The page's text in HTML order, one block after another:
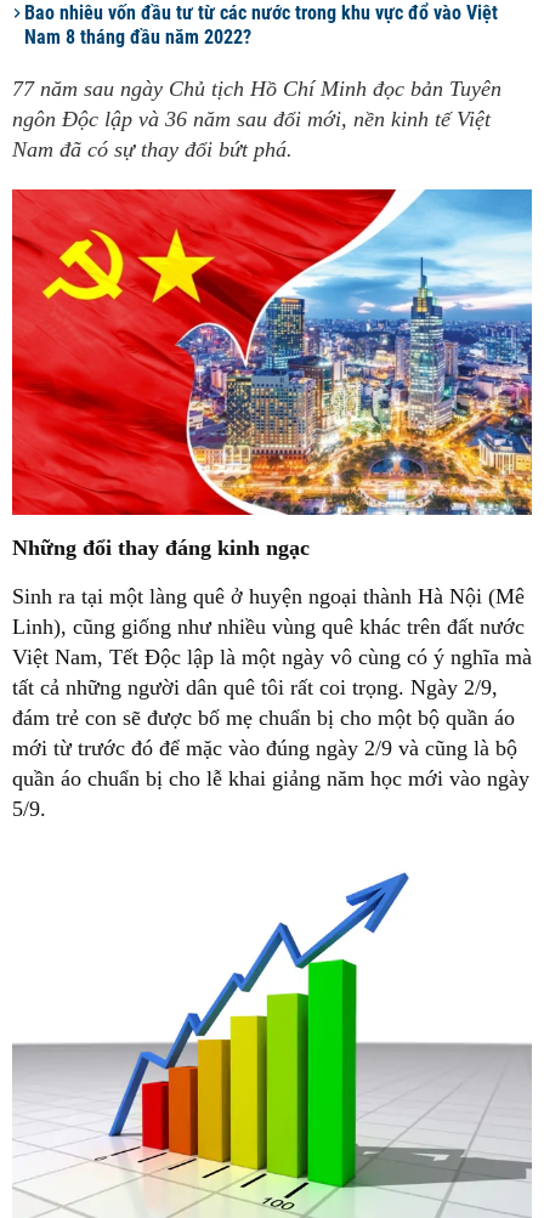
Bao nhiêu vốn đầu tư từ các nước trong khu vực đổ vào Việt
Nam 8 tháng đầu năm 2022?
77 năm sau ngày Chủ tịch Hồ Chí Minh đọc bản Tuyên
ngôn Độc lập và 36 năm sau đổi mới, nền kinh tế Việt
Nam đã có sự thay đổi bứt phá.
Những đổi thay đáng kinh ngạc
Sinh ra tại một làng quê ở huyện ngoại thành Hà Nội (Mê
Linh), cũng giống như nhiều vùng quê khác trên đất nước
Việt Nam, Tết Độc lập là một ngày vô cùng có ý nghĩa mà
tất cả những người dân quê tôi rất coi trọng. Ngày 2/9,
đám trẻ con sẽ được bố mẹ chuẩn bị cho một bộ quần áo
mới từ trước đó để mặc vào đúng ngày 2/9 và cũng là bộ
quần áo chuẩn bị cho lễ khai giảng năm học mới vào ngày
5/9.